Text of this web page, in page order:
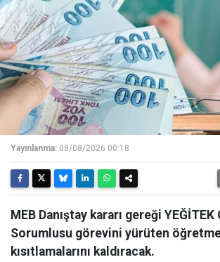
Yayınlanma: 08/08/2026 00:18
MEB Danıştay kararı gereği YEĞİTEK
Sorumlusu görevini yürüten
kısıtlamalarını kaldıracak.